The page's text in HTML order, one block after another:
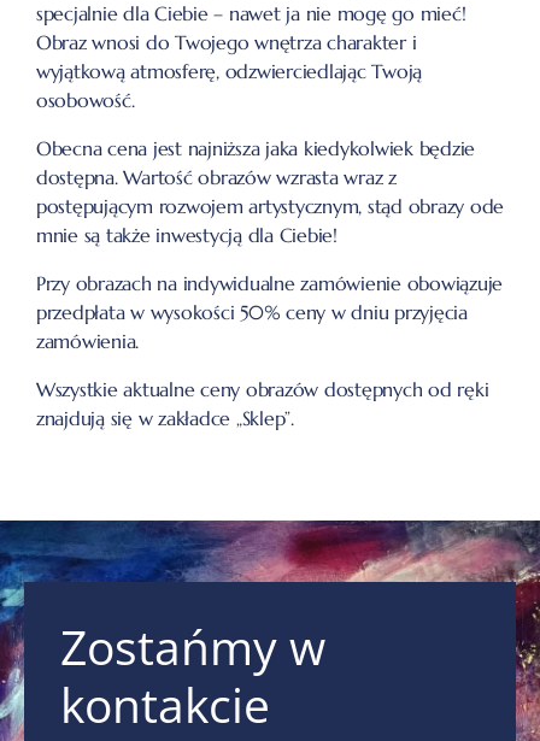
specjalnie dla Ciebie – nawet ja nie mogę go mieć!
Obraz wnosi do Twojego wnętrza charakter i
wyjątkową atmosferę, odzwierciedlając Twoją
osobowość.
Obecna cena jest najniższa jaka kiedykolwiek będzie
dostępna. Wartość obrazów wzrasta wraz z
postępującym rozwojem artystycznym, stąd obrazy ode
mnie są także inwestycją dla Ciebie!
Przy obrazach na indywidualne zamówienie obowiązuje
przedpłata w wysokości 50% ceny w dniu przyjęcia
zamówienia.
Wszystkie aktualne ceny obrazów dostępnych od ręki
znajdują się w zakładce „Sklep”.
Zostańmy w
kontakcie